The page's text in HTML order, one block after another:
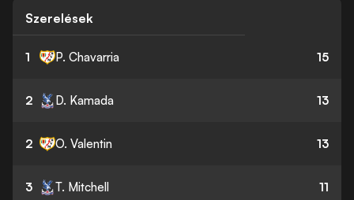
Szerelések
1 P. Chavarria 15
2 D. Kamada 13
2 O. Valentin 13
3 T. Mitchell 11